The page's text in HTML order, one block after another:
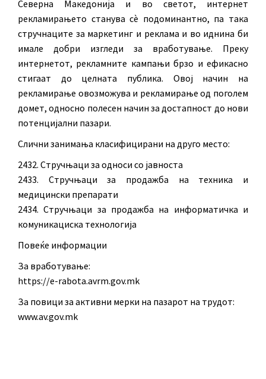
Северна Македонија и во светот, интернет
рекламирањето станува сè подоминантно, па така
стручнаците за маркетинг и реклама и во иднина би
имале добри изгледи за вработување. Преку
интернетот, рекламните кампањи брзо и ефикасно
стигаат до целната публика. Овој начин на
рекламирање овозможува и рекламирање од поголем
домет, односно полесен начин за достапност до нови
потенцијални пазари.
Слични занимања класифицирани на друго место:
2432. Стручњаци за односи со јавноста
2433. Стручњаци за продажба на техника и
медицински препарати
2434. Стручњаци за продажба на информатичка и
комуникациска технологија
Повеќе информации
За вработување:
https://e-rabota.avrm.gov.mk
За повици за активни мерки на пазарот на трудот:
www.av.gov.mk